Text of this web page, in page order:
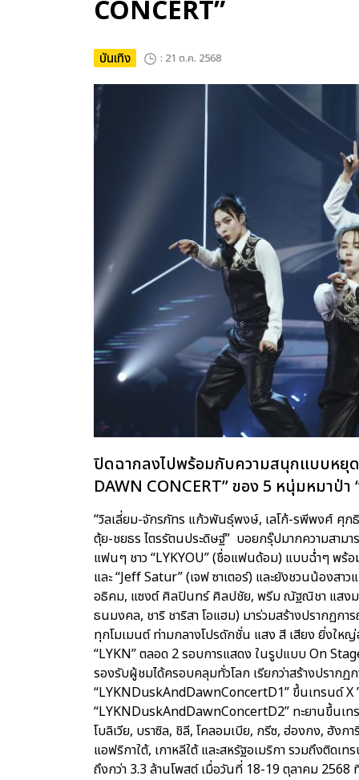
CONCERT”
บันเทิง : 21 ต.ค. 2568
ปิดฉากลงไปพร้อมกับความสนุกแบบหยุ
DAWN CONCERT” ของ 5 หนุ่มหมาป่า
“วิลเลี่ยม-จักรภัทร แก้วพันธุ์พงษ์, เลโก้-รพีพงศ์ ศุภ
ตุ้ย-ชยธร ไตรรัตนประดิษฐ์” บอยกรุ๊ปมากความสามา
แฟนๆ ชาว “LYKYOU” (ชื่อแฟนด้อม) แบบฉ่ำๆ พร้
และ “Jeff Satur” (เจฟ ซาเตอร์) และยังชวนน้องส
อธิคม, แซงต์ ศิลปินทร์ ศิลปชัย, พรีม ณัฐณิชา แสง
ธนมงคล, ชาริ ชาริสา โอแฮม) มาร่วมสร้างปรากฏก
ทุกโมเมนต์ ท่ามกลางโปรดักชั่น แสง สี เสียง ยิ่งใ
“LYKN” ตลอด 2 รอบการแสดง ในรูปแบบ On
รองรับผู้ชมได้ครอบคลุมทั่วโลก เรียกว่าสร้างปราก
“LYKNDuskAndDawnConcertD1” ขึ้นเทรนด์
“LYKNDuskAndDawnConcertD2” ทะยานขึ้นเท
โบลิเวีย, บราซิล, ชิลี, โคลอมเบีย, กรีซ, ฮ่องกง, ฮัง
แอฟริกาใต้, เกาหลีใต้ และสหรัฐอเมริกา รวมถึงติ
ถึงกว่า 3.3 ล้านโพสต์ เมื่อวันที่ 18-19 ตุลาคม